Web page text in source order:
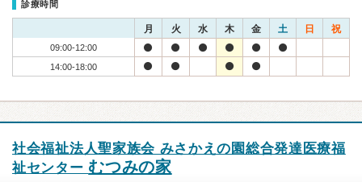
診療時間
月 火 水 木 金 土 日 祝
09:00-12:00
14:00-18:00
社会福祉法人聖家族会 みさかえの園総合発達医療福
祉センター むつみの家